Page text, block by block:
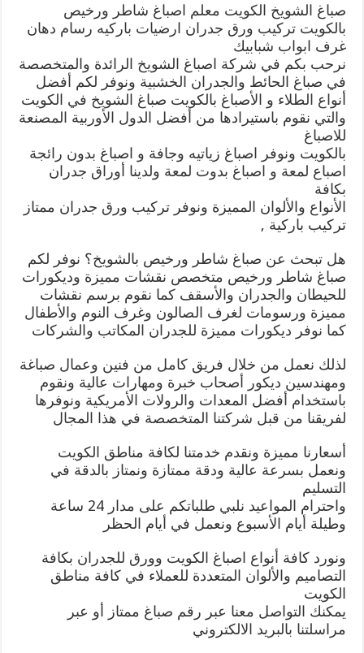
صباغ الشويخ الكويت معلم اصباغ شاطر ورخيص
بالكويت تركيب ورق جدران ارضيات باركيه رسام دهان
غرف ابواب شبابيك
نرحب بكم في شركة اصباغ الشويخ الرائدة والمتخصصة
في صباغ الحائط والجدران الخشبية ونوفر لكم أفضل
أنواع الطلاء و الأصباغ بالكويت صباغ الشويخ في الكويت
والتي نقوم باستيرادها من أفضل الدول الأوربية المصنعة
للاصباغ
بالكويت ونوفر اصباغ زياتيه وجافة و اصباغ بدون رائجة
اصباع لمعة و اصباغ بدوت لمعة ولدينا أوراق جدران
بكافة
الأنواع والألوان المميزة ونوفر تركيب ورق جدران ممتاز
تركيب باركية ,
هل تبحث عن صباغ شاطر ورخيص بالشويخ؟ نوفر لكم
صباغ شاطر ورخيص متخصص نقشات مميزة وديكورات
للحيطان والجدران والأسقف كما نقوم برسم نقشات
مميزة ورسومات لغرف الصالون وغرف النوم والأطفال
كما نوفر ديكورات مميزة للجدران المكاتب والشركات
لذلك نعمل من خلال فريق كامل من فنين وعمال صباغة
ومهندسين ديكور أصحاب خبرة ومهارات عالية ونقوم
باستخدام أفضل المعدات والرولات الأمريكية ونوفرها
لفريقنا من قبل شركتنا المتخصصة في هذا المجال
أسعارنا مميزة ونقدم خدمتنا لكافة مناطق الكويت
ونعمل بسرعة عالية ودقة ممتازة ونمتاز بالدقة في
التسليم
واحترام المواعيد نلبي طلباتكم على مدار 24 ساعة
وطيلة أيام الأسبوع ونعمل في أيام الحظر
ونورد كافة أنواع اصباغ الكويت وورق للجدران بكافة
التصاميم والألوان المتعددة للعملاء في كافة مناطق
الكويت
يمكنك التواصل معنا عبر رقم صباغ ممتاز أو عبر
مراسلتنا بالبريد الالكتروني